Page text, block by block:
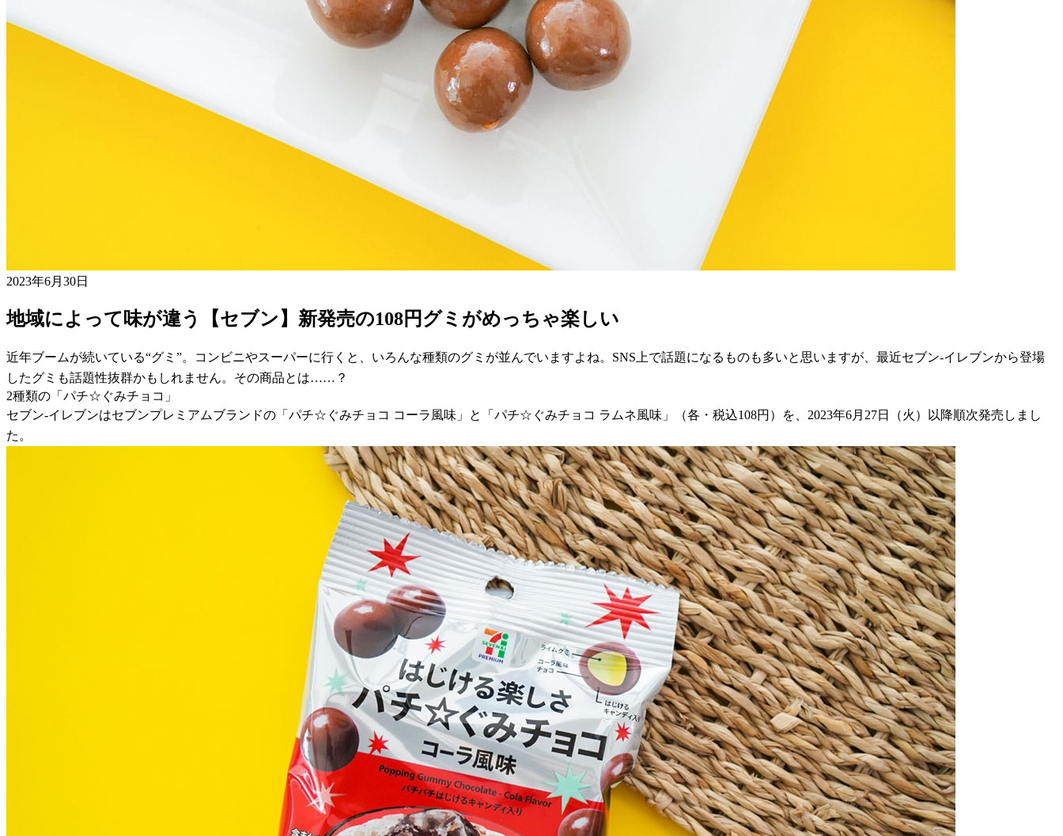
2023年6月30日
地域によって味が違う【セブン】新発売の108円グミがめっちゃ楽しい
近年ブームが続いている“グミ”。コンビニやスーパーに行くと、いろんな種類のグミが並んでいますよね。SNS上で話題になるものも多いと思いますが、最近セブン-イレブンから登場
したグミも話題性抜群かもしれません。その商品とは……？
2種類の「パチ☆ぐみチョコ」
セブン-イレブンはセブンプレミアムブランドの「パチ☆ぐみチョコ コーラ風味」と「パチ☆ぐみチョコ ラムネ風味」（各・税込108円）を、2023年6月27日（火）以降順次発売しまし
た。